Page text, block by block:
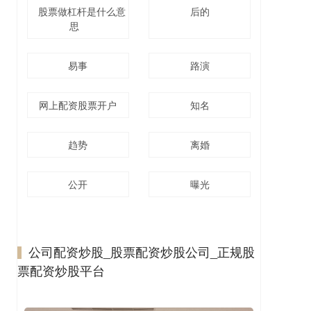
股票做杠杆是什么意
思
后的
易事 路演
网上配资股票开户 知名
趋势 离婚
公开 曝光
公司配资炒股_股票配资炒股公司_正规股
票配资炒股平台